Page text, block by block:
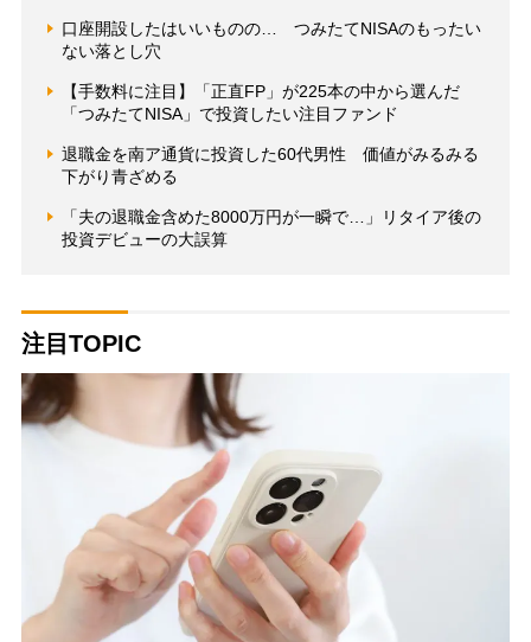
口座開設したはいいものの… つみたてNISAのもったい
ない落とし穴
【手数料に注目】「正直FP」が225本の中から選んだ
「つみたてNISA」で投資したい注目ファンド
退職金を南ア通貨に投資した60代男性 価値がみるみる
下がり青ざめる
「夫の退職金含めた8000万円が一瞬で…」リタイア後の
投資デビューの大誤算
注目TOPIC